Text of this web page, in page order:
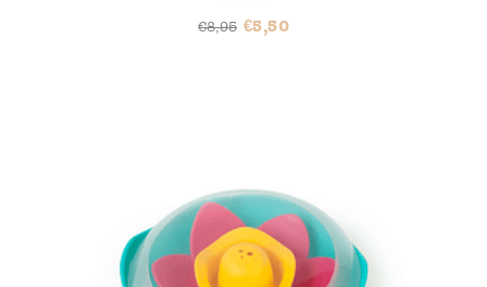
€8,95 €5,50